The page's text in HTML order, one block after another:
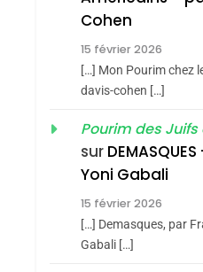
Du
2
Dis
Boy
ISRAÉL
Cohen
15 février 2026
[…] Mon Pourim chez
davis-cohen […]
Pourim des Juifs
sur
Yoni Gabali
15 février 2026
[…] Demasques, par
Gabali […]